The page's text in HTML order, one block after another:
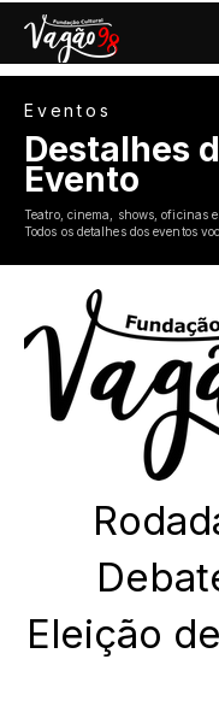
Eventos
Destalhes
Evento
Teatro, cinema, shows, oficinas
Todos os detalhes dos eventos
Eleição